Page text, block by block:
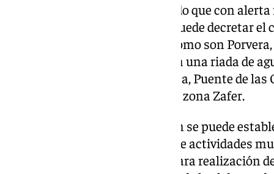
De esta manera, se ha informado que con
peligro es «extraordinario», se puede decretar
«especialmente vulnerables», como son
Cristina –que se convirtieron en una riada de
como Paquera de Jerez, Sudáfrica, Puente de
zona de la venta Quitagolpe y la zona Zafer.
Con este nivel de alerta también se puede
del cementerio, la suspensión de actividades
revocación de autorizaciones para realización